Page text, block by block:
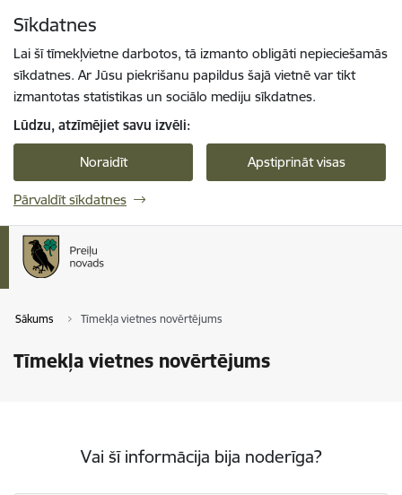
Sīkdatnes
Lai šī tīmekļvietne darbotos, tā izmanto obligāti nepieciešamās
sīkdatnes. Ar Jūsu piekrišanu papildus šajā vietnē var tikt
izmantotas statistikas un sociālo mediju sīkdatnes.
Lūdzu, atzīmējiet savu izvēli:
Noraidīt Apstiprināt visas
Pārvaldīt sīkdatnes
Sākums Tīmekļa vietnes novērtējums
Tīmekļa vietnes novērtējums
Vai šī informācija bija noderīga?